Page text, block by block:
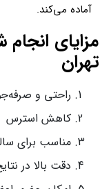
آماده می‌کند.
مزایای
تهران
راحتی و
کاهش استرس
مناسب برای
دقت بالا در